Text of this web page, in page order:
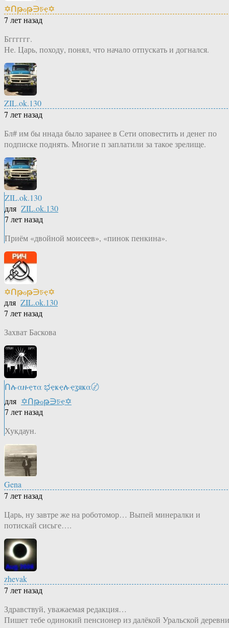
✡Ոթℴթ∋চҿ✡
7 лет назад
Бгггггг.
Не. Царь, походу, понял, что начало отпускать и догнался.
ZIL.ok.130
7 лет назад
Бл# им бы ннада было заранее в Сети оповестить и денег по
подписке поднять. Многие п заплатили за такое зрелище.
ZIL.ok.130
для ZIL.ok.130
7 лет назад
Приём «двойной моисеев», «пинок пенкина».
✡Ոթℴթ∋চҿ✡
для ZIL.ok.130
7 лет назад
Захват Баскова
Ոሉαዙҿτα ಭҿҝҿሉҿʓяҝα〄
для ✡Ոթℴթ∋চҿ✡
7 лет назад
Хукдаун.
Gena
7 лет назад
Царь, ну завтре же на роботомор… Выпей минералки и
потискай сисьге….
zhevak
7 лет назад
Здравствуй, уважаемая редакция…
Пишет тебе одинокий пенсионер из далёкой Уральской